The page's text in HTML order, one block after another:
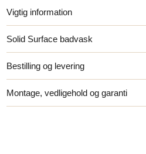
Vigtig information
Solid Surface badvask
Bestilling og levering
Montage, vedligehold og garanti